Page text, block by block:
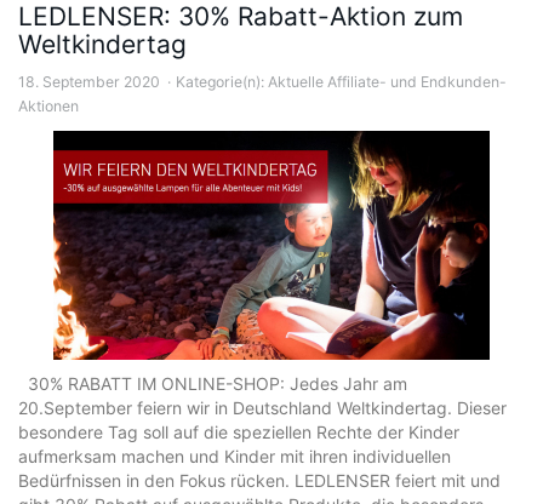
LEDLENSER: 30% Rabatt-Aktion zum
Weltkindertag
18. September 2020 Kategorie(n): Aktuelle Affiliate- und Endkunden-
Aktionen
30% RABATT IM ONLINE-SHOP: Jedes Jahr am
20.September feiern wir in Deutschland Weltkindertag. Dieser
besondere Tag soll auf die speziellen Rechte der Kinder
aufmerksam machen und Kinder mit ihren individuellen
Bedürfnissen in den Fokus rücken. LEDLENSER feiert mit und